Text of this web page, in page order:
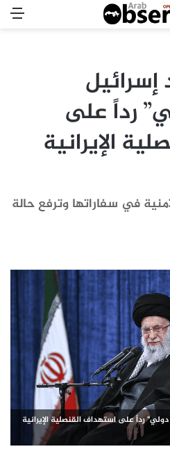
رداً على
الإيرانية
في سفاراتها وترفع حالة
رداً على استهداف القنصلية الإيرانية